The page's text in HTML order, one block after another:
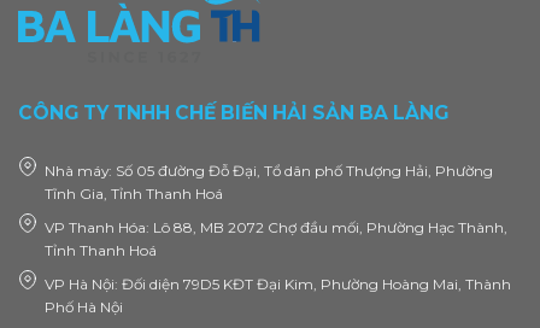
CÔNG TY TNHH CHẾ BIẾN HẢI SẢN BA LÀNG
Nhà máy: Số 05 đường Đỗ Đại, Tổ dân phố Thượng Hải, Phường
Tĩnh Gia, Tỉnh Thanh Hoá
VP Thanh Hóa: Lô 88, MB 2072 Chợ đầu mối, Phường Hạc Thành,
Tỉnh Thanh Hoá
VP Hà Nội: Đối diện 79D5 KĐT Đại Kim, Phường Hoàng Mai, Thành
Phố Hà Nội